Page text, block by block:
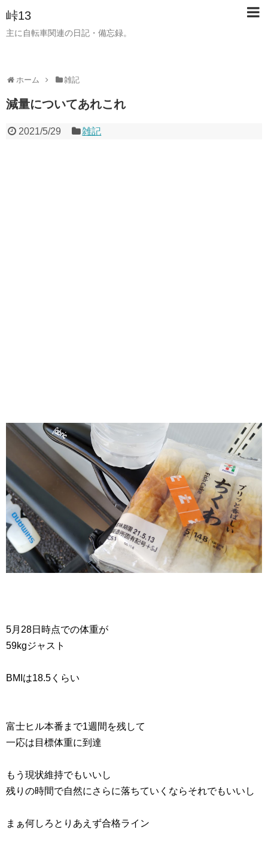
峠13
主に自転車関連の日記・備忘録。
ホーム 雑記
減量についてあれこれ
2021/5/29 雑記
5月28日時点での体重が
59kgジャスト
BMIは18.5くらい
富士ヒル本番まで1週間を残して
一応は目標体重に到達
もう現状維持でもいいし
残りの時間で自然にさらに落ちていくならそれでもいいし
まぁ何しろとりあえず合格ライン